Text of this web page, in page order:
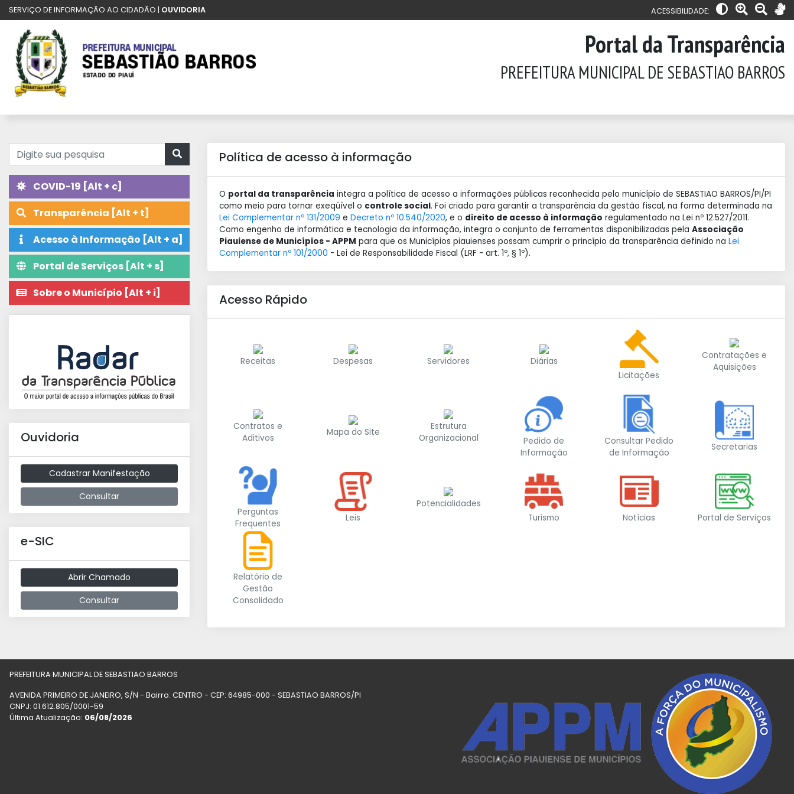
SERVIÇO DE INFORMAÇÃO AO CIDADÃO | OUVIDORIA ACESSIBILIDADE:
Portal da Transparência
PREFEITURA MUNICIPAL DE SEBASTIAO BARROS
COVID-19 [Alt + c]
Transparência [Alt + t]
Acesso à Informação [Alt + a]
Portal de Serviços [Alt + s]
Sobre o Município [Alt + i]
Ouvidoria
Cadastrar Manifestação
Consultar
e-SIC
Abrir Chamado
Consultar
Política de acesso à informação
O portal da transparência integra a política de acesso a informações públicas reconhecida pelo município de SEBASTIAO BARROS/PI/PI
como meio para tornar exeqüível o controle social. Foi criado para garantir a transparência da gestão fiscal, na forma determinada na
Lei Complementar nº 131/2009 e Decreto nº 10.540/2020, e o direito de acesso à informação regulamentado na Lei nº 12.527/2011.
Como engenho de informática e tecnologia da informação, integra o conjunto de ferramentas disponibilizadas pela Associação
Piauiense de Municípios - APPM para que os Municípios piauienses possam cumprir o princípio da transparência definido na Lei
Complementar nº 101/2000 - Lei de Responsabilidade Fiscal (LRF - art. 1º, § 1º).
Acesso Rápido
Receitas Despesas Servidores
Diárias
Licitações
Contratações e
Aquisições
Contratos e
Aditivos
Mapa do Site
Estrutura
Organizacional
Pedido de
Informação
Consultar Pedido
de Informação
Secretarias
Perguntas
Frequentes
Leis
Potencialidades
Turismo
Notícias Portal de Serviços
Relatório de
Gestão
Consolidado
PREFEITURA MUNICIPAL DE SEBASTIAO BARROS
AVENIDA PRIMEIRO DE JANEIRO, S/N - Bairro: CENTRO - CEP: 64985-000 - SEBASTIAO BARROS/PI
CNPJ: 01.612.805/0001-59
Última Atualização: 06/08/2026